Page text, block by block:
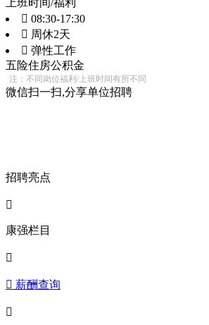
上班时间/福利
 08:30-17:30
 周休2天
 弹性工作
五险住房公积金
注：不同岗位福利/上班时间有所不同
微信扫一扫,分享单位招聘
招聘亮点

康强栏目

 薪酬查询
